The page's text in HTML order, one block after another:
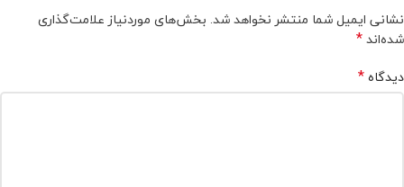
نشانی ایمیل شما منتشر نخواهد شد. بخش‌های موردنیاز علامت‌گذاری
شده‌اند*
دیدگاه*